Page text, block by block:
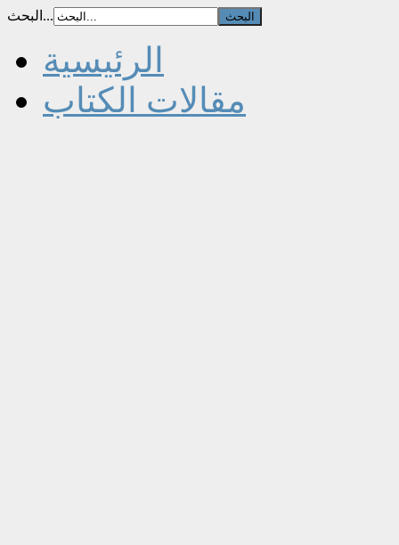
البحث...
الرئيسية
مقالات الكتاب